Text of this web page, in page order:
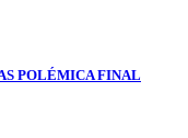
POLÉMICA FINAL